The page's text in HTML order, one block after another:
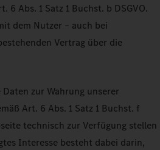
6 Abs. 1 Satz 1 Buchst. b DSGVO.
dem Nutzer – auch bei
Vertrag über die
zur Wahrung unserer
Art. 6 Abs. 1 Satz 1 Buchst. f
technisch zur Verfügung stellen
Interesse besteht dabei darin,